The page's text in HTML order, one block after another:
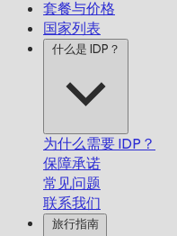
套餐与价格
国家列表
什么是 IDP？
为什么需要 IDP？
保障承诺
常见问题
联系我们
旅行指南